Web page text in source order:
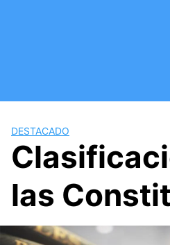
DESTACADO
las